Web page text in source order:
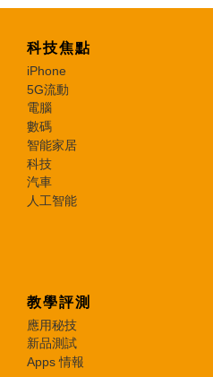
科技焦點
iPhone
5G流動
電腦
數碼
智能家居
科技
汽車
人工智能
教學評測
應用秘技
新品測試
Apps 情報